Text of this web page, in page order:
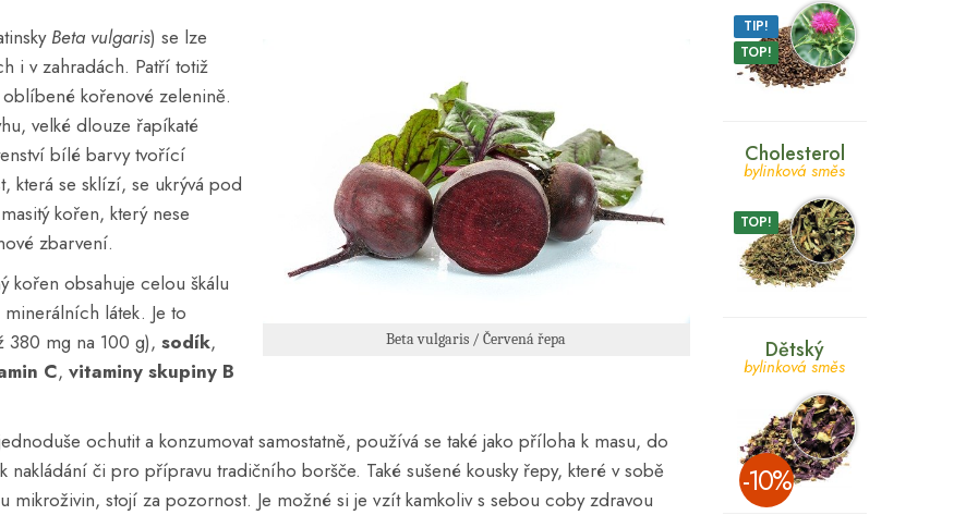
Beta vulgaris / Červená řepa
Beta vulgaris) se lze
i v zahradách. Patří totiž
kořenové zelenině.
velké dlouze řapíkaté
bílé barvy tvořící
která se sklízí, se ukrývá pod
kořen, který nese
zbarvení.
kořen obsahuje celou škálu
látek. Je to
380 mg na 100 g), sodík,
C, vitaminy skupiny B
ochutit a konzumovat samostatně, používá se také jako příloha k masu, do
nakládání či pro přípravu tradičního boršče. Také sušené kousky řepy, které v sobě
mikroživin, stojí za pozornost. Je možné si je vzít kamkoliv s sebou coby zdravou
TIP!
TOP!
Cholesterol
bylinková směs
TOP!
Dětský
bylinková směs
­-10%